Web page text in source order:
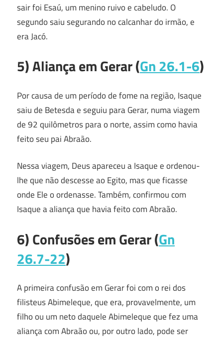
sair foi Esaú, um menino ruivo e cabeludo. O
segundo saiu segurando no calcanhar do irmão, e
era Jacó.
5) Aliança em Gerar (Gn 26.1-6)
Por causa de um período de fome na região, Isaque
saiu de Betesda e seguiu para Gerar, numa viagem
de 92 quilômetros para o norte, assim como havia
feito seu pai Abraão.
Nessa viagem, Deus apareceu a Isaque e ordenou-
lhe que não descesse ao Egito, mas que ficasse
onde Ele o ordenasse. Também, confirmou com
Isaque a aliança que havia feito com Abraão.
6) Confusões em Gerar (Gn
26.7-22)
A primeira confusão em Gerar foi com o rei dos
filisteus Abimeleque, que era, provavelmente, um
filho ou um neto daquele Abimeleque que fez uma
aliança com Abraão ou, por outro lado, pode ser